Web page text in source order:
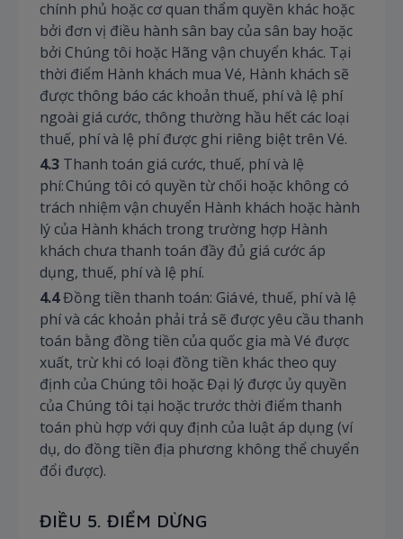
chính phủ hoặc cơ quan thẩm quyền khác hoặc
bởi đơn vị điều hành sân bay của sân bay hoặc
bởi Chúng tôi hoặc Hãng vận chuyển khác. Tại
thời điểm Hành khách mua Vé, Hành khách sẽ
được thông báo các khoản thuế, phí và lệ phí
ngoài giá cước, thông thường hầu hết các loại
thuế, phí và lệ phí được ghi riêng biệt trên Vé.
4.3 Thanh toán giá cước, thuế, phí và lệ
phí: Chúng tôi có quyền từ chối hoặc không có
trách nhiệm vận chuyển Hành khách hoặc hành
lý của Hành khách trong trường hợp Hành
khách chưa thanh toán đầy đủ giá cước áp
dụng, thuế, phí và lệ phí.
4.4Đồng tiền thanh toán: Giá vé, thuế, phí và lệ
phí và các khoản phải trả sẽ được yêu cầu thanh
toán bằng đồng tiền của quốc gia mà Vé được
xuất, trừ khi có loại đồng tiền khác theo quy
định của Chúng tôi hoặc Đại lý được ủy quyền
của Chúng tôi tại hoặc trước thời điểm thanh
toán phù hợp với quy định của luật áp dụng (ví
dụ, do đồng tiền địa phương không thể chuyển
đổi được).
ĐIỀU 5. ĐIỂM DỪNG